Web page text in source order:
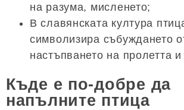
на разума, мисленето;
В славянската култура
символизира събуждането
настъпването на пролетта
Къде е по-добре да
напълните птица